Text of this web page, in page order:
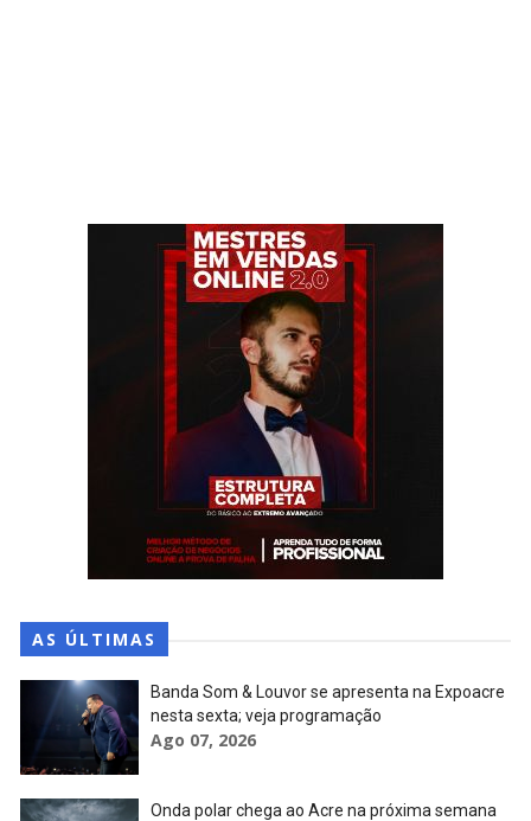
AS ÚLTIMAS
Banda Som & Louvor se apresenta na Expoacre
nesta sexta; veja programação
Ago 07, 2026
Onda polar chega ao Acre na próxima semana